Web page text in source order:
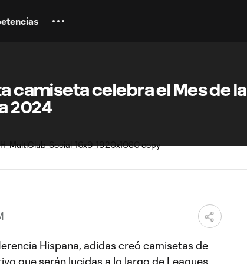
camiseta celebra el Mes de la
2024
Hispana, adidas creó camisetas de
que serán lucidas a lo largo de Leagues